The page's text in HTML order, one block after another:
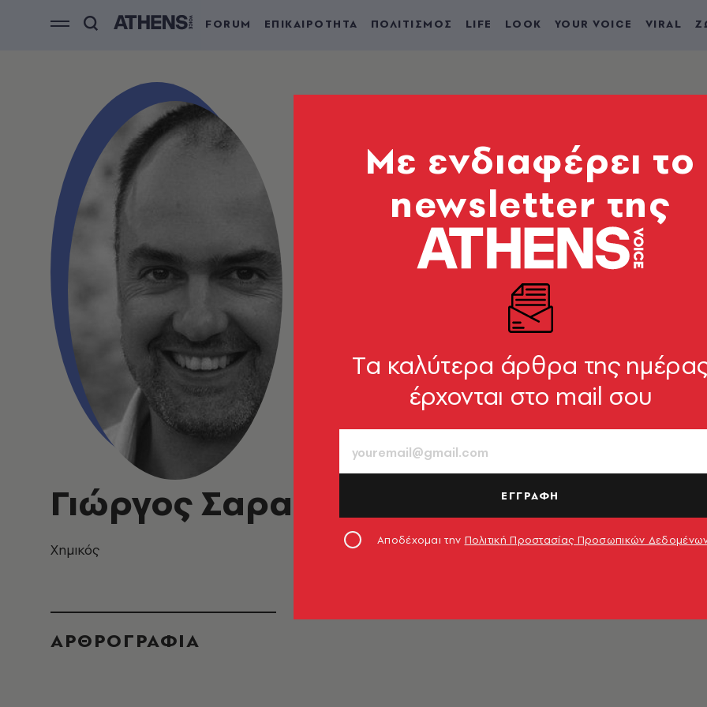
FORUM ΕΠΙΚΑΙΡΟΤΗΤΑ ΠΟΛΙΤΙΣΜΟΣ LIFE LOOK YOUR VOICE VIRAL
Γιώργος Σαρακηνός
Χημικός
ΑΡΘΡΟΓΡΑΦΙΑ
Mε ενδιαφέρει το
newsletter της
Tα καλύτερα άρθρα της
έρχονται στο mail σου
ΕΓΓΡΑΦΗ
Αποδέχομαι την Πολιτική Προστασίας Προσωπικών